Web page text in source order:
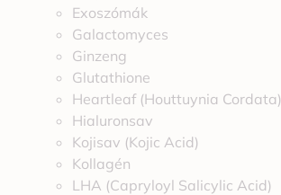
Exoszómák
Galactomyces
Ginzeng
Glutathione
Heartleaf (Houttuynia Cordata)
Hialuronsav
Kojisav (Kojic Acid)
Kollagén
LHA (Capryloyl Salicylic Acid)